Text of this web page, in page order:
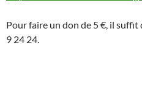
Pour faire un don de 5 €, il suffit
9 24 24.